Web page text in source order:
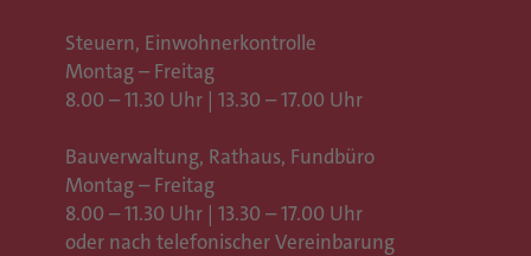
Steuern, Einwohnerkontrolle
Montag – Freitag
8.00 – 11.30 Uhr | 13.30 – 17.00 Uhr
Bauverwaltung, Rathaus, Fundbüro
Montag – Freitag
8.00 – 11.30 Uhr | 13.30 – 17.00 Uhr
oder nach telefonischer Vereinbarung